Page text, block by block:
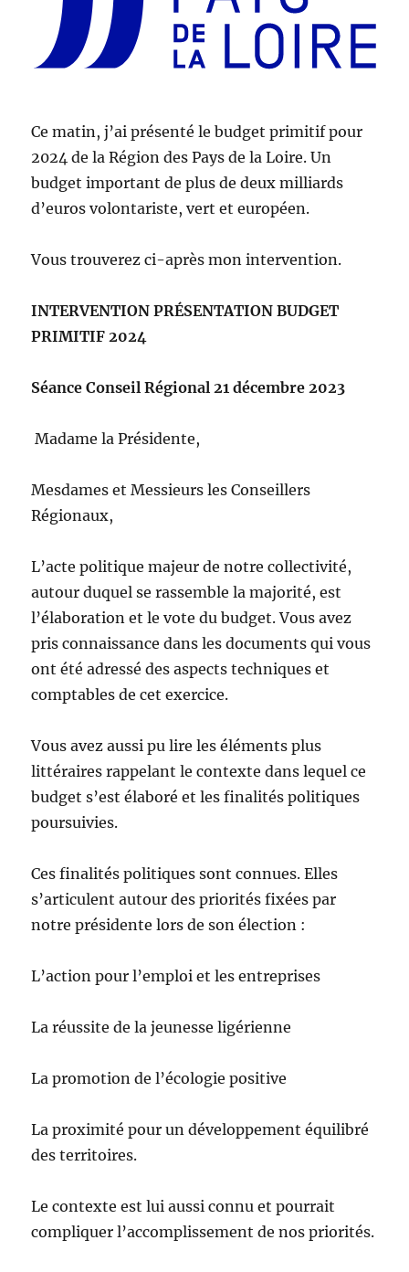
Ce matin, j’ai présenté le budget primitif pour
2024 de la Région des Pays de la Loire. Un
budget important de plus de deux milliards
d’euros volontariste, vert et européen.
Vous trouverez ci-après mon intervention.
INTERVENTION PRÉSENTATION BUDGET
PRIMITIF 2024
Séance Conseil Régional 21 décembre 2023
Madame la Présidente,
Mesdames et Messieurs les Conseillers
Régionaux,
L’acte politique majeur de notre collectivité,
autour duquel se rassemble la majorité, est
l’élaboration et le vote du budget. Vous avez
pris connaissance dans les documents qui vous
ont été adressé des aspects techniques et
comptables de cet exercice.
Vous avez aussi pu lire les éléments plus
littéraires rappelant le contexte dans lequel ce
budget s’est élaboré et les finalités politiques
poursuivies.
Ces finalités politiques sont connues. Elles
s’articulent autour des priorités fixées par
notre présidente lors de son élection :
L’action pour l’emploi et les entreprises
La réussite de la jeunesse ligérienne
La promotion de l’écologie positive
La proximité pour un développement équilibré
des territoires.
Le contexte est lui aussi connu et pourrait
compliquer l’accomplissement de nos priorités.